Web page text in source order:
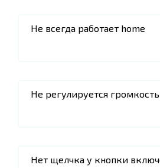
Не всегда работает home
Не регулируется громкость
Нет щелчка у кнопки